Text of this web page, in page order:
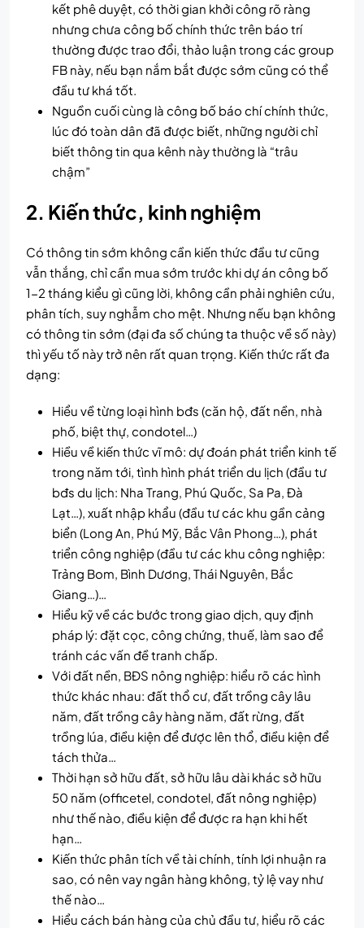
kết phê duyệt, có thời gian khởi công rõ ràng
nhưng chưa công bố chính thức trên báo trí
thường được trao đổi, thảo luận trong các group
FB này, nếu bạn nắm bắt được sớm cũng có thể
đầu tư khá tốt.
Nguồn cuối cùng là công bố báo chí chính thức,
lúc đó toàn dân đã được biết, những người chỉ
biết thông tin qua kênh này thường là “trâu
chậm”
2. Kiến thức, kinh nghiệm
Có thông tin sớm không cần kiến thức đầu tư cũng
vẫn thắng, chỉ cần mua sớm trước khi dự án công bố
1-2 tháng kiểu gì cũng lời, không cần phải nghiên cứu,
phân tích, suy nghẫm cho mệt. Nhưng nếu bạn không
có thông tin sớm (đại đa số chúng ta thuộc về số này)
thì yếu tố này trở nên rất quan trọng. Kiến thức rất đa
dạng:
Hiểu về từng loại hình bđs (căn hộ, đất nền, nhà
phố, biệt thự, condotel…)
Hiều về kiến thức vĩ mô: dự đoán phát triển kinh tế
trong năm tới, tình hình phát triển du lịch (đầu tư
bđs du lịch: Nha Trang, Phú Quốc, Sa Pa, Đà
Lạt…), xuất nhập khẩu (đầu tư các khu gần cảng
biển (Long An, Phú Mỹ, Bắc Vân Phong…), phát
triển công nghiệp (đầu tư các khu công nghiệp:
Trảng Bom, Bình Dương, Thái Nguyên, Bắc
Giang…)…
Hiểu kỹ về các bước trong giao dịch, quy định
pháp lý: đặt cọc, công chứng, thuế, làm sao để
tránh các vấn đề tranh chấp.
Với đất nền, BĐS nông nghiệp: hiểu rõ các hình
thức khác nhau: đất thổ cư, đất trồng cây lâu
năm, đất trồng cây hàng năm, đất rừng, đất
trồng lúa, điều kiện để được lên thổ, điều kiện để
tách thửa…
Thời hạn sở hữu đất, sở hữu lâu dài khác sở hữu
50 năm (officetel, condotel, đất nông nghiệp)
như thế nào, điều kiện để được ra hạn khi hết
hạn…
Kiến thức phân tích về tài chính, tính lợi nhuận ra
sao, có nên vay ngân hàng không, tỷ lệ vay như
thế nào…
Hiểu cách bán hàng của chủ đầu tư, hiểu rõ các